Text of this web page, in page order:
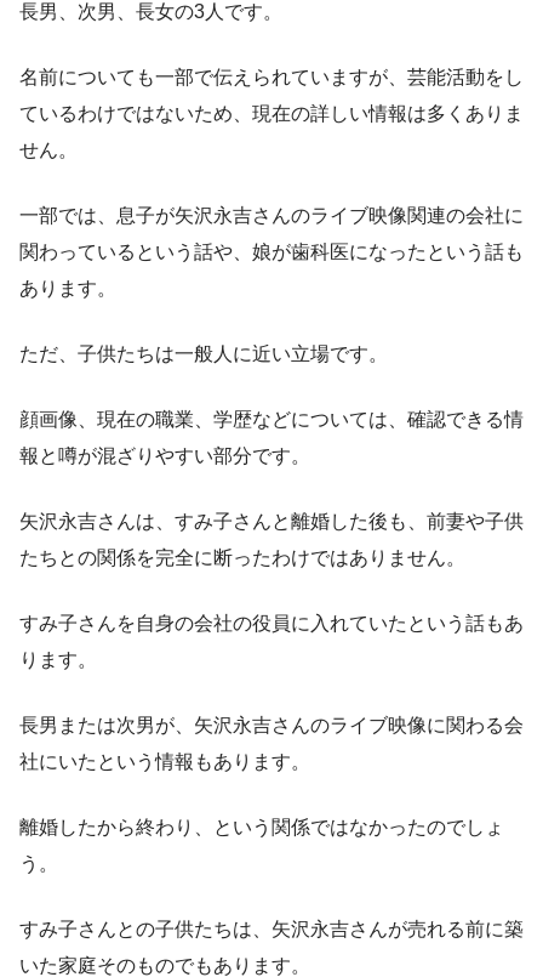
長男、次男、長女の3人です。
名前についても一部で伝えられていますが、芸能活動をし
ているわけではないため、現在の詳しい情報は多くありま
せん。
一部では、息子が矢沢永吉さんのライブ映像関連の会社に
関わっているという話や、娘が歯科医になったという話も
あります。
ただ、子供たちは一般人に近い立場です。
顔画像、現在の職業、学歴などについては、確認できる情
報と噂が混ざりやすい部分です。
矢沢永吉さんは、すみ子さんと離婚した後も、前妻や子供
たちとの関係を完全に断ったわけではありません。
すみ子さんを自身の会社の役員に入れていたという話もあ
ります。
長男または次男が、矢沢永吉さんのライブ映像に関わる会
社にいたという情報もあります。
離婚したから終わり、という関係ではなかったのでしょ
う。
すみ子さんとの子供たちは、矢沢永吉さんが売れる前に築
いた家庭そのものでもあります。